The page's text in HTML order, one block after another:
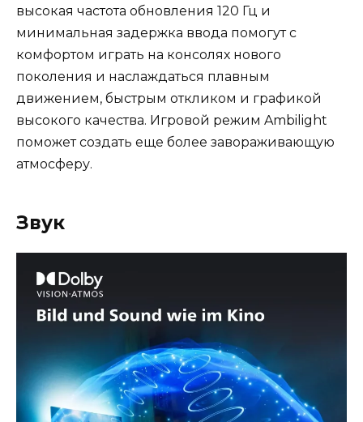
высокая частота обновления 120 Гц и
минимальная задержка ввода помогут с
комфортом играть на консолях нового
поколения и наслаждаться плавным
движением, быстрым откликом и графикой
высокого качества. Игровой режим Ambilight
поможет создать еще более завораживающую
атмосферу.
Звук